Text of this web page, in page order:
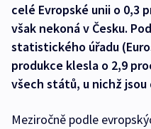
celé Evropské unii o 0,3
však nekoná v Česku.
statistického úřadu
produkce klesla o 2,9
všech států, u nichž
Meziročně podle